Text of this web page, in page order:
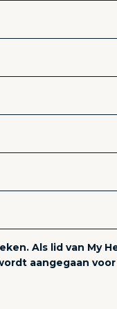
Als lid van My
aangegaan voor